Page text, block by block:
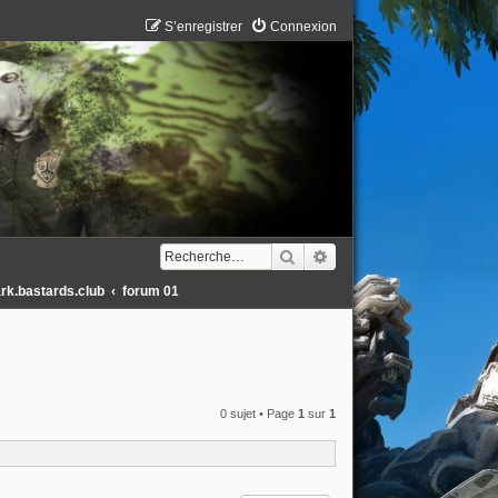
Connexion
S’enregistrer
Rechercher
forum 01
0 sujet • Page 1 sur 1